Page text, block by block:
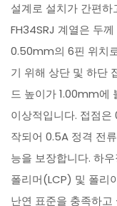
설계로 설치가 간편
FH34SRJ 계열은 두
0.50mm의 6핀 위치
기 위해 상단 및 하단
드 높이가 1.00mm에
이상적입니다. 접점
작되어 0.5A 정격 전
능을 보장합니다. 하
폴리머(LCP) 및 폴리
난연 표준을 충족하